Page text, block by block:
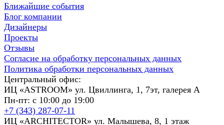
Ближайшие события
Блог компании
Дизайнеры
Проекты
Отзывы
Согласие на обработку персональных данных
Политика обработки персональных данных
Центральный офис:
ИЦ «ASTROOM» ул. Цвиллинга, 1, 7эт, галерея А
Пн-пт: с 10:00 до 19:00
+7 (343) 287-07-11
ИЦ «ARCHITECTOR» ул. Малышева, 8, 1 этаж